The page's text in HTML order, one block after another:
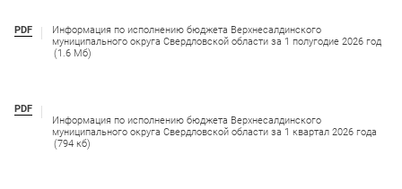
PDF
Информация по исполнению бюджета Верхнесалдинского
муниципального округа Свердловской области за 1 полугодие 2026 год
(1.6 Мб)
PDF
Информация по исполнению бюджета Верхнесалдинского
муниципального округа Свердловской области за 1 квартал 2026 года
(794 кб)